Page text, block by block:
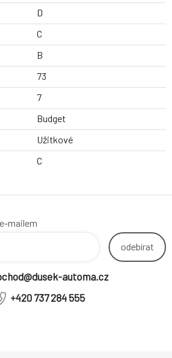
D
C
B
73
7
Budget
Užitkové
C
mailem
odebírat
automa.cz
+420 737 284 555